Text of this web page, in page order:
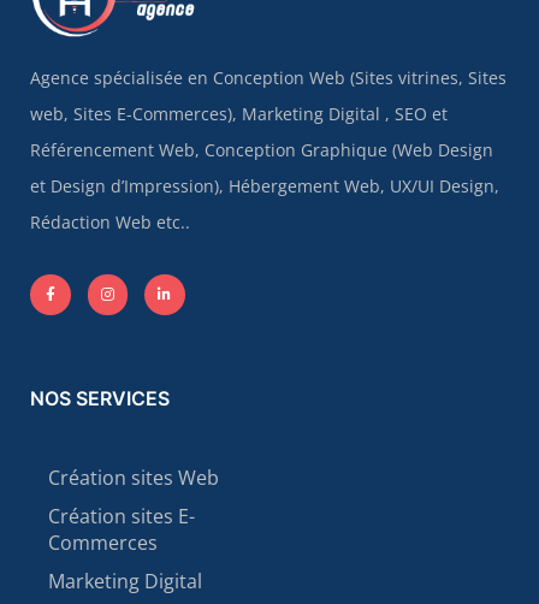
Agence spécialisée en Conception Web (Sites vitrines, Sites
web, Sites E-Commerces), Marketing Digital , SEO et
Référencement Web, Conception Graphique (Web Design
et Design d’Impression), Hébergement Web, UX/UI Design,
Rédaction Web etc..
NOS SERVICES
Création sites Web
Création sites E-
Commerces
Marketing Digital